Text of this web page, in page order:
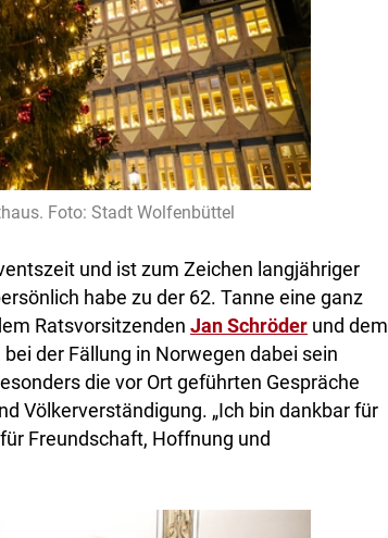
Foto: Stadt Wolfenbüttel
und ist zum Zeichen langjähriger
habe zu der 62. Tanne eine ganz
Ratsvorsitzenden Jan Schröder und dem
der Fällung in Norwegen dabei sein
die vor Ort geführten Gespräche
Völkerverständigung. „Ich bin dankbar für
Freundschaft, Hoffnung und